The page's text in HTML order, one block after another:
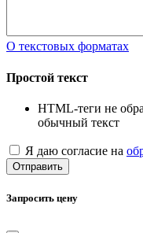
О текстовых форматах
Простой текст
HTML-теги не
обычный текст
Я даю согласие на
Отправить
Запросить цену